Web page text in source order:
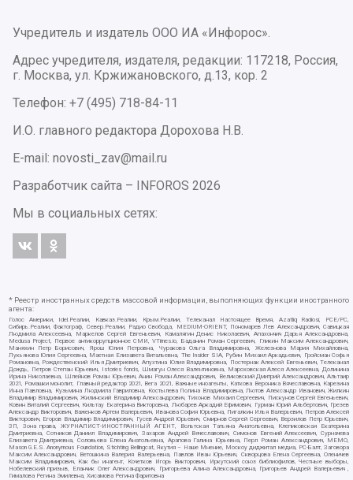
Учредитель и издатель ООО ИА «Инфорос».
Адрес учредителя, издателя, редакции: 117218, Россия,
г. Москва, ул. Кржижановского, д.13, кор. 2
Телефон: +7 (495) 718-84-11
И.О. главного редактора Дорохова Н.В.
E-mail: novosti_zav@mail.ru
Разработчик сайта –
INFOROS 2026
Мы в социальных сетях:
* Реестр иностранных средств массовой информации, выполняющих функции иностранного
агента:
Голос Америки, Idel.Реалии, Кавказ.Реалии, Крым.Реалии, Телеканал Настоящее Время, Azatliq Radiosi, PCE/PC,
Сибирь.Реалии, Фактограф, Север.Реалии, Радио Свобода, MEDIUM-ORIENT, Пономарев Лев Александрович, Савицкая
Людмила Алексеевна, Маркелов Сергей Евгеньевич, Камалягин Денис Николаевич, Апахончич Дарья Александровна,
Medusa Project, Первое антикоррупционное СМИ, VTimes.io, Баданин Роман Сергеевич, Гликин Максим Александрович,
Маняхин Петр Борисович, Ярош Юлия Петровна, Чуракова Ольга Владимировна, Железнова Мария Михайловна,
Лукьянова Юлия Сергеевна, Маетная Елизавета Витальевна, The Insider SIA, Рубин Михаил Аркадьевич, Гройсман Софья
Романовна, Рождественский Илья Дмитриевич, Апухтина Юлия Владимировна, Постернак Алексей Евгеньевич, Телеканал
Дождь, Петров Степан Юрьевич, Istories fonds, Шмагун Олеся Валентиновна, Мароховская Алеся Алексеевна, Долинина
Ирина Николаевна, Шлейнов Роман Юрьевич, Анин Роман Александрович, Великовский Дмитрий Александрович, Альтаир
2021, Ромашки монолит, Главный редактор 2021, Вега 2021, Важные иноагенты, Каткова Вероника Вячеславовна, Карезина
Инна Павловна, Кузьмина Людмила Гавриловна, Костылева Полина Владимировна, Лютов Александр Иванович, Жилкин
Владимир Владимирович, Жилинский Владимир Александрович, Тихонов Михаил Сергеевич, Пискунов Сергей Евгеньевич,
Ковин Виталий Сергеевич, Кильтау Екатерина Викторовна, Любарев Аркадий Ефимович, Гурман Юрий Альбертович, Грезев
Александр Викторович, Важенков Артем Валерьевич, Иванова София Юрьевна, Пигалкин Илья Валерьевич, Петров Алексей
Викторович, Егоров Владимир Владимирович, Гусев Андрей Юрьевич, Смирнов Сергей Сергеевич, Верзилов Петр Юрьевич,
ЗП, Зона права, ЖУРНАЛИСТ-ИНОСТРАННЫЙ АГЕНТ, Вольтская Татьяна Анатольевна, Клепиковская Екатерина
Дмитриевна, Сотников Даниил Владимирович, Захаров Андрей Вячеславович, Симонов Евгений Алексеевич, Сурначева
Елизавета Дмитриевна, Соловьева Елена Анатольевна, Арапова Галина Юрьевна, Перл Роман Александрович, МЕМО,
Mason G.E.S. Anonymous Foundation, Stichting Bellingcat, Якутия – Наше Мнение, Москоу диджитал медиа, РС-Балт, Заговора
Максим Александрович, Ветошкина Валерия Валерьевна, Павлов Иван Юрьевич, Скворцова Елена Сергеевна, Оленичев
Максим Владимирович, Как бы инагент, Кочетков Игорь Викторович, Иркутский союз библиофилов, Честные выборы,
Нобелевский призыв, Еланчик Олег Александрович, Григорьева Алина Александровна, Григорьев Андрей Валерьевич ,
Гималова Регина Эмилевна, Хисамова Регина Фаритовна